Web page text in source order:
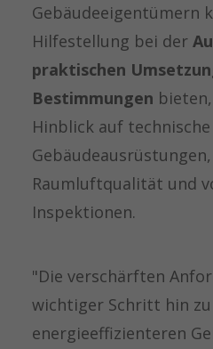
Gebäudeeigentümern
Hilfestellung bei der
praktischen
Bestimmungen
Hinblick auf technische
Raumluftqualität und
Inspektionen.
"Die verschärften
wichtiger Schritt hin
energieeffizienteren